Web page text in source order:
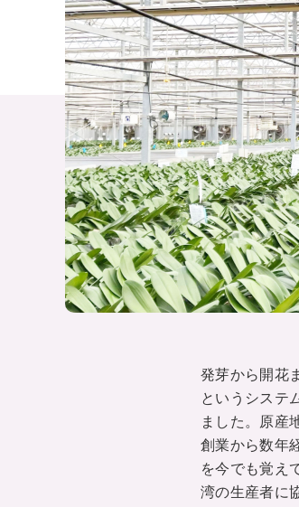
発芽から開花
というシステ
ました。原産
創業から数年
を今でも覚え
湾の生産者に